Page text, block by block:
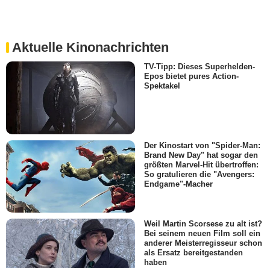
Aktuelle Kinonachrichten
TV-Tipp: Dieses Superhelden-
Epos bietet pures Action-
Spektakel
Der Kinostart von "Spider-Man:
Brand New Day" hat sogar den
größten Marvel-Hit übertroffen:
So gratulieren die "Avengers:
Endgame"-Macher
Weil Martin Scorsese zu alt ist?
Bei seinem neuen Film soll ein
anderer Meisterregisseur schon
als Ersatz bereitgestanden
haben